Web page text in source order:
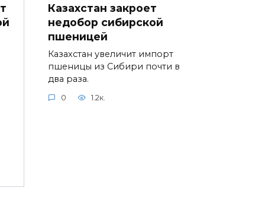
Казахстан закроет
недобор сибирской
пшеницей
Казахстан увеличит импорт
пшеницы из Сибири почти в
два раза.
0 1.2к.